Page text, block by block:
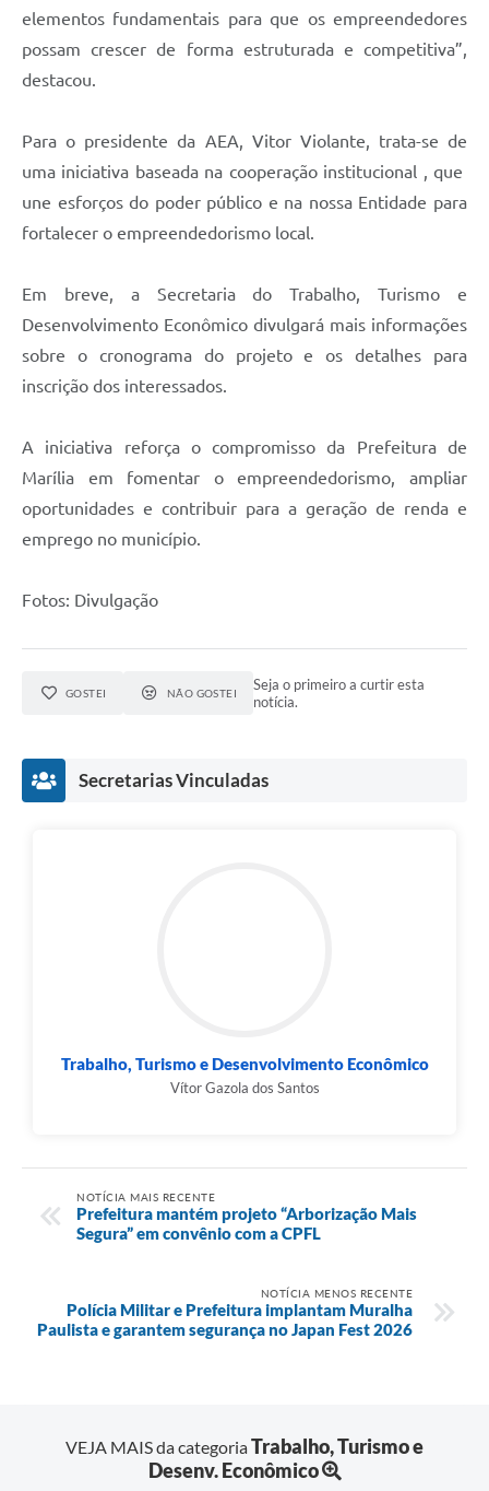
elementos fundamentais para que os empreendedores
possam crescer de forma estruturada e competitiva”,
destacou.
Para o presidente da AEA, Vitor Violante, trata-se de
uma iniciativa baseada na cooperação institucional , que
une esforços do poder público e na nossa Entidade para
fortalecer o empreendedorismo local.
Em breve, a Secretaria do Trabalho, Turismo e
Desenvolvimento Econômico divulgará mais informações
sobre o cronograma do projeto e os detalhes para
inscrição dos interessados.
A iniciativa reforça o compromisso da Prefeitura de
Marília em fomentar o empreendedorismo, ampliar
oportunidades e contribuir para a geração de renda e
emprego no município.
Fotos: Divulgação
GOSTEI NÃO GOSTEI
Seja o primeiro a curtir esta
notícia.
Secretarias Vinculadas
Trabalho, Turismo e Desenvolvimento Econômico
Vítor Gazola dos Santos
NOTÍCIA MAIS RECENTE
Prefeitura mantém projeto “Arborização Mais
Segura” em convênio com a CPFL
NOTÍCIA MENOS RECENTE
Polícia Militar e Prefeitura implantam Muralha
Paulista e garantem segurança no Japan Fest 2026
VEJA MAIS da categoriaTrabalho, Turismo e
Desenv. Econômico